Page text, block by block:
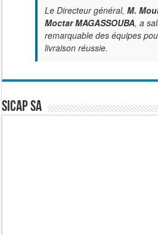
Le Directeur général, M.
Moctar MAGASSOUBA, a
remarquable des équipes
livraison réussie.
SICAP SA